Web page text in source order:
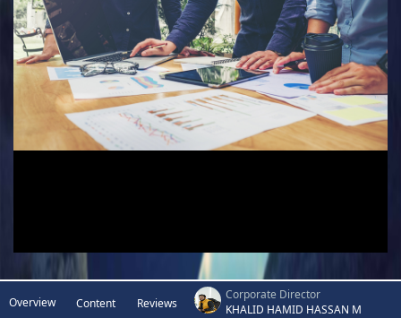
Overview Content Reviews
Corporate Director
KHALID HAMID HASSAN M